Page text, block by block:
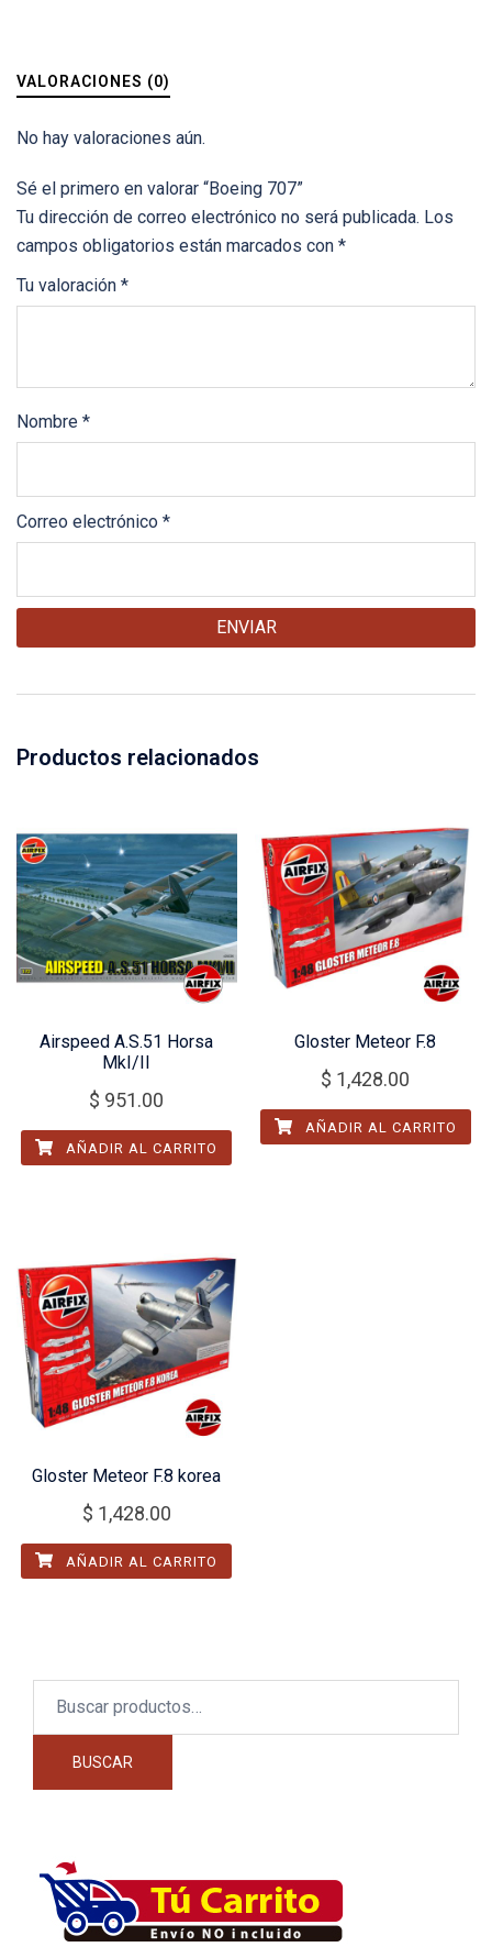
VALORACIONES (0)
No hay valoraciones aún.
Sé el primero en valorar “Boeing 707”
Tu dirección de correo electrónico no será publicada. Los
campos obligatorios están marcados con *
Tu valoración *
Nombre *
Correo electrónico *
Productos relacionados
Airspeed A.S.51 Horsa
MkI/II
$ 951.00
AÑADIR AL CARRITO
Gloster Meteor F.8
$ 1,428.00
AÑADIR AL CARRITO
Gloster Meteor F.8 korea
$ 1,428.00
AÑADIR AL CARRITO
BUSCAR